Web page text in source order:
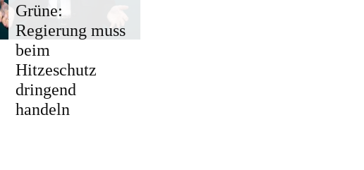
Grüne:
Regierung muss
beim
Hitzeschutz
dringend
handeln